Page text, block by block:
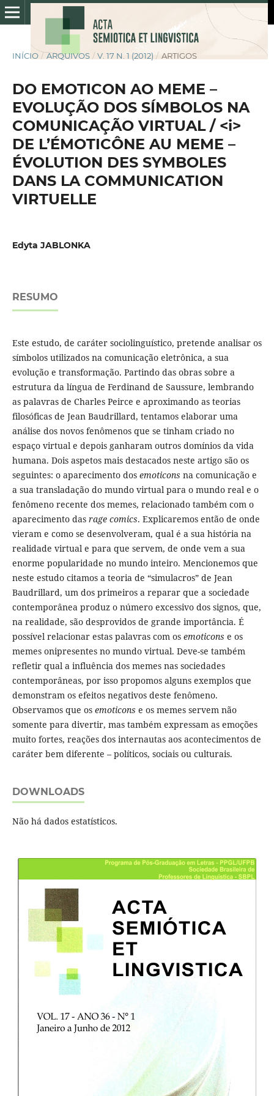
INÍCIO / ARQUIVOS / V. 17 N. 1 (2012) / ARTIGOS
DO EMOTICON AO MEME –
EVOLUÇÃO DOS SÍMBOLOS NA
COMUNICAÇÃO VIRTUAL / <i>
DE L’ÉMOTICÔNE AU MEME –
ÉVOLUTION DES SYMBOLES
DANS LA COMMUNICATION
VIRTUELLE
Edyta JABLONKA
RESUMO
Este estudo, de caráter sociolinguístico, pretende analisar os
símbolos utilizados na comunicação eletrônica, a sua
evolução e transformação. Partindo das obras sobre a
estrutura da língua de Ferdinand de Saussure, lembrando
as palavras de Charles Peirce e aproximando as teorias
filosóficas de Jean Baudrillard, tentamos elaborar uma
análise dos novos fenômenos que se tinham criado no
espaço virtual e depois ganharam outros domínios da vida
humana. Dois aspetos mais destacados neste artigo são os
seguintes: o aparecimento dos emoticons na comunicação e
a sua transladação do mundo virtual para o mundo real e o
fenômeno recente dos memes, relacionado também com o
aparecimento das rage comics. Explicaremos então de onde
vieram e como se desenvolveram, qual é a sua história na
realidade virtual e para que servem, de onde vem a sua
enorme popularidade no mundo inteiro. Mencionemos que
neste estudo citamos a teoria de “simulacros” de Jean
Baudrillard, um dos primeiros a reparar que a sociedade
contemporânea produz o número excessivo dos signos, que,
na realidade, são desprovidos de grande importância. É
possível relacionar estas palavras com os emoticons e os
memes onipresentes no mundo virtual. Deve-se também
refletir qual a influência dos memes nas sociedades
contemporâneas, por isso propomos alguns exemplos que
demonstram os efeitos negativos deste fenômeno.
Observamos que os emoticons e os memes servem não
somente para divertir, mas também expressam as emoções
muito fortes, reações dos internautas aos acontecimentos de
caráter bem diferente – políticos, sociais ou culturais.
DOWNLOADS
Não há dados estatísticos.